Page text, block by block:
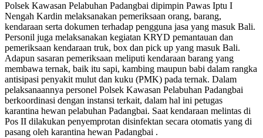
Polsek Kawasan Pelabuhan Padangbai dipimpin Pawas Iptu I
Nengah Kardin melaksanakan pemeriksaan orang, barang,
kendaraan serta dokumen terhadap pengguna jasa yang masuk Bali.
Personil juga melaksanakan kegiatan KRYD pemantauan dan
pemeriksaan kendaraan truk, box dan pick up yang masuk Bali.
Adapun sasaran pemeriksaan meliputi kendaraan barang yang
membawa ternak, baik itu sapi, kambing maupun babi dalam rangka
antisipasi penyakit mulut dan kuku (PMK) pada ternak. Dalam
pelaksanaannya personel Polsek Kawasan Pelabuhan Padangbai
berkoordinasi dengan instansi terkait, dalam hal ini petugas
karantina hewan pelabuhan Padangbai. Saat kendaraan melintas di
Pos II dilakukan penyemprotan disinfektan secara otomatis yang di
pasang oleh karantina hewan Padangbai .